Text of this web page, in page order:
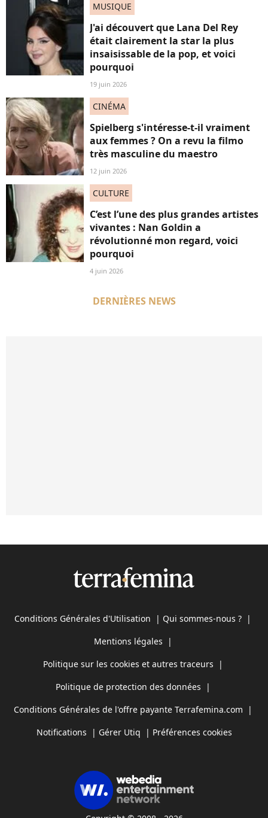
MUSIQUE
J'ai découvert que Lana Del Rey
était clairement la star la plus
insaisissable de la pop, et voici
pourquoi
19 juin 2026
CINÉMA
Spielberg s'intéresse-t-il vraiment
aux femmes ? On a revu la filmo
très masculine du maestro
12 juin 2026
CULTURE
C’est l’une des plus grandes artistes
vivantes : Nan Goldin a
révolutionné mon regard, voici
pourquoi
4 juin 2026
DERNIÈRES NEWS
Conditions Générales d'Utilisation | Qui sommes-nous ? |
Mentions légales |
Politique sur les cookies et autres traceurs |
Politique de protection des données |
Conditions Générales de l'offre payante Terrafemina.com |
Notifications | Gérer Utiq | Préférences cookies